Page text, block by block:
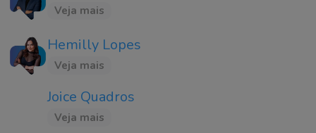
Veja mais
Hemilly Lopes
Veja mais
Joice Quadros
Veja mais